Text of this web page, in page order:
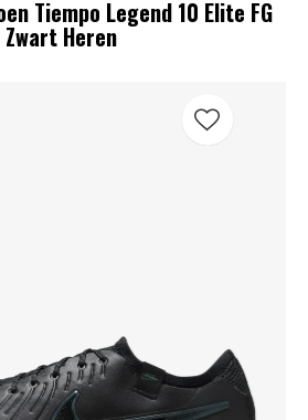
Tiempo Legend 10 Elite FG
Zwart Heren